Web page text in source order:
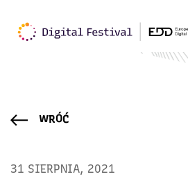
WRÓĆ
31 SIERPNIA, 2021